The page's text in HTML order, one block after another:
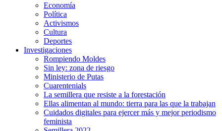
Economía
Política
Activismos
Cultura
Deportes
Investigaciones
Rompiendo Moldes
Sin ley: zona de riesgo
Ministerio de Putas
Cuarentenials
La semillera que resiste a la forestación
Ellas alimentan al mundo: tierra para las que la trabajan
Cuidados digitales para ejercer más y mejor periodismo
feminista